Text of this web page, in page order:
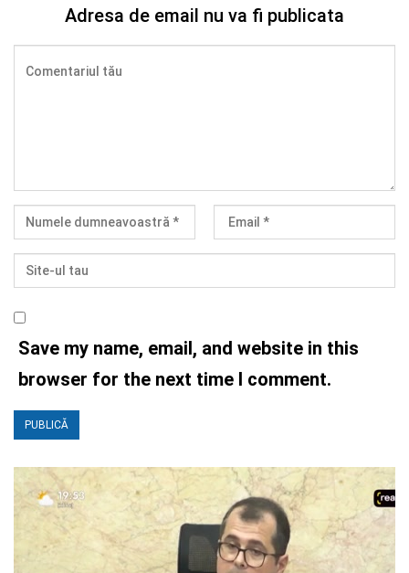
Adresa de email nu va fi publicata
Save my name, email, and website in this
browser for the next time I comment.